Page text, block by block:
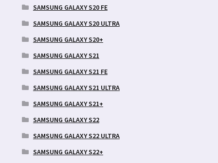
SAMSUNG GALAXY S20 FE
SAMSUNG GALAXY S20 ULTRA
SAMSUNG GALAXY S20+
SAMSUNG GALAXY S21
SAMSUNG GALAXY S21 FE
SAMSUNG GALAXY S21 ULTRA
SAMSUNG GALAXY S21+
SAMSUNG GALAXY S22
SAMSUNG GALAXY S22 ULTRA
SAMSUNG GALAXY S22+